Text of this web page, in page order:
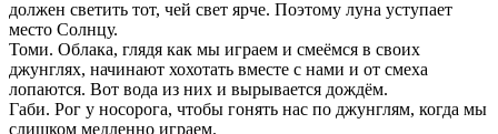
должен светить тот, чей свет ярче. Поэтому луна уступает
место Солнцу.
Томи. Облака, глядя как мы играем и смеёмся в своих
джунглях, начинают хохотать вместе с нами и от смеха
лопаются. Вот вода из них и вырывается дождём.
Габи. Рог у носорога, чтобы гонять нас по джунглям, когда мы
слишком медленно играем.